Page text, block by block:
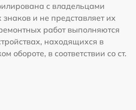
с владельцами
и не представляет их
работ выполняются
находящихся в
обороте, в соответствии со ст.